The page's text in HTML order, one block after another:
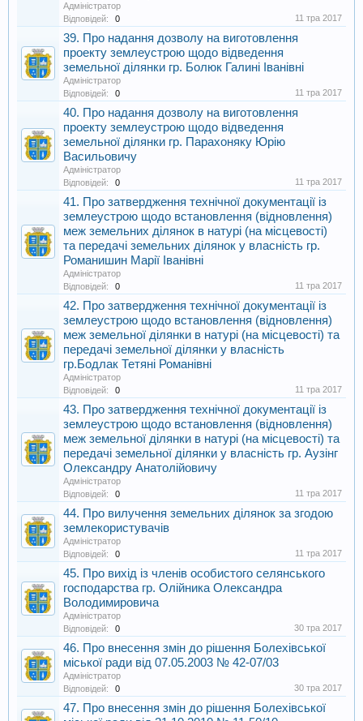
Адміністратор
Відповідей:
0 11 тра 2017
39. Про надання дозволу на виготовлення
проекту землеустрою щодо відведення
земельної ділянки гр. Болюк Галині Іванівні
Адміністратор
Відповідей:
0 11 тра 2017
40. Про надання дозволу на виготовлення
проекту землеустрою щодо відведення
земельної ділянки гр. Парахоняку Юрію
Васильовичу
Адміністратор
Відповідей:
0 11 тра 2017
41. Про затвердження технічної документації із
землеустрою щодо встановлення (відновлення)
меж земельних ділянок в натурі (на місцевості)
та передачі земельних ділянок у власність гр.
Романишин Марії Іванівні
Адміністратор
Відповідей:
0 11 тра 2017
42. Про затвердження технічної документації із
землеустрою щодо встановлення (відновлення)
меж земельної ділянки в натурі (на місцевості) та
передачі земельної ділянки у власність
гр.Бодлак Тетяні Романівні
Адміністратор
Відповідей:
0 11 тра 2017
43. Про затвердження технічної документації із
землеустрою щодо встановлення (відновлення)
меж земельної ділянки в натурі (на місцевості) та
передачі земельної ділянки у власність гр. Аузінг
Олександру Анатолійовичу
Адміністратор
Відповідей:
0 11 тра 2017
44. Про вилучення земельних ділянок за згодою
землекористувачів
Адміністратор
Відповідей:
0 11 тра 2017
45. Про вихід із членів особистого селянського
господарства гр. Олійника Олександра
Володимировича
Адміністратор
Відповідей:
0 30 тра 2017
46. Про внесення змін до рішення Болехівської
міської ради від 07.05.2003 № 42-07/03
Адміністратор
Відповідей:
0 30 тра 2017
47. Про внесення змін до рішення Болехівської